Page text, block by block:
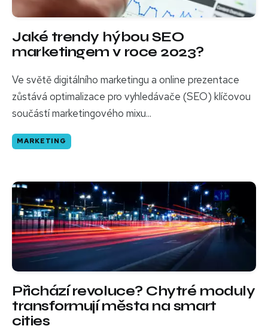
Jaké trendy hýbou SEO
marketingem v roce 2023?
Ve světě digitálního marketingu a online prezentace
zůstává optimalizace pro vyhledávače (SEO) klíčovou
součástí marketingového mixu...
MARKETING
Přichází revoluce? Chytré moduly
transformují města na smart
cities